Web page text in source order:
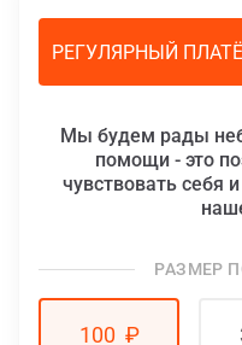
РЕГУЛЯРНЫЙ
Мы будем рады
помощи - это
чувствовать себя
РАЗМЕР
100 ₽